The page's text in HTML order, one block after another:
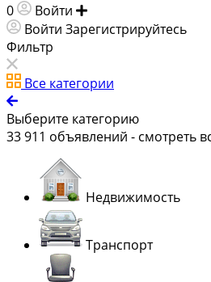
0 Войти
Войти Зарегистрируйтесь
Фильтр
Все категории
Выберите категорию
33 911 объявлений - смотреть
Недвижимость
Транспорт